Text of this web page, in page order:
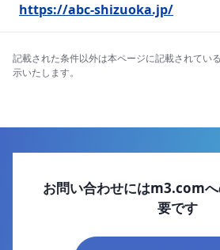
https://abc-shizuoka.jp/
記載された条件以外は本ページに記載されてい
示いたします。
お問い合わせにはm3.com
要です